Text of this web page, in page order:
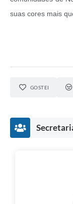
suas cores mais
GOSTEI